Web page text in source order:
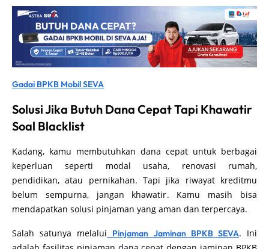
Gadai BPKB Mobil SEVA
Solusi Jika Butuh Dana Cepat Tapi Khawatir
Soal Blacklist
Kadang, kamu membutuhkan dana cepat untuk berbagai
keperluan seperti modal usaha, renovasi rumah,
pendidikan, atau pernikahan. Tapi jika riwayat kreditmu
belum sempurna, jangan khawatir. Kamu masih bisa
mendapatkan solusi pinjaman yang aman dan terpercaya.
Salah satunya melalui Pinjaman Jaminan BPKB SEVA. Ini